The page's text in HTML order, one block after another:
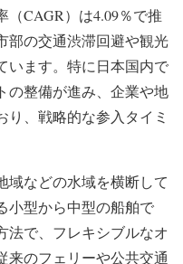
（CAGR）は4.09％で推
部の交通渋滞回避や観光
います。特に日本国内で
の整備が進み、企業や地
、戦略的な参入タイミ
域などの水域を横断して
小型から中型の船舶で
法で、フレキシブルなオ
来のフェリーや公共交通